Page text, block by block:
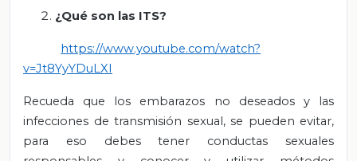
¿Qué son las ITS?
https://www.youtube.com/watch?
v=Jt8YyYDuLXI
Recueda que los embarazos no deseados y las
infecciones de transmisión sexual, se pueden evitar,
para eso debes tener conductas sexuales